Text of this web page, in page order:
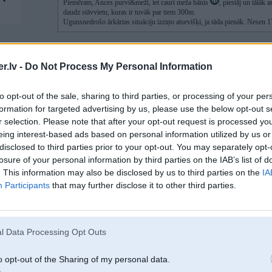
- Do Not Process My Personal Information
opt-out of the sale, sharing to third parties, or processing of your
for targeted advertising by us, please use the below opt-out
selection. Please note that after your opt-out request is processed
interest-based ads based on personal information utilized by us
to third parties prior to your opt-out. You may separately
of your personal information by third parties on the IAB’s list of
This information may also be disclosed by us to third parties on the
Participants that may further disclose it to other third parties.
Data Processing Opt Outs
opt-out of the Sharing of my personal data.
Benz
Piemēram, Ances purvi&meži, iet cauri meža bānis
, piestāj un tālāk
daudz stāvvietu, kuras ir tuvāk par tiem 300m.
Ugunsnedrošo ārkārtas situāciju izziņo atsevišķi, ja tāda pienāk. Nesen
[ Šo ziņu laboja Accessdenied, 03 May 2020, 17:23:41 ]
03. May 2020, 17:29
03 May 2020, 17:22:53 @Accessdeniedrakstīja:
03 May 2020, 16:48:29@bum_bumzrakstīja:
Nav kāda saite vai vieta, kur var paskatīties, kas tas par ceļu? Ir/nav